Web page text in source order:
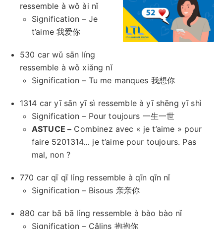
ressemble à wǒ ài nǐ
Signification – Je
t’aime 我爱你
530 car wǔ sān líng
ressemble à wǒ xiǎng nǐ
Signification – Tu me manques 我想你
1314 car yī sān yī sì ressemble à yī shēng yī shì
Signification – Pour toujours 一生一世
ASTUCE – Combinez avec « je t’aime » pour
faire 5201314… je t’aime pour toujours. Pas
mal, non ?
770 car qī qī líng ressemble à qīn qīn nǐ
Signification – Bisous 亲亲你
880 car bā bā líng ressemble à bào bào nǐ
Signification – Câlins 抱抱你